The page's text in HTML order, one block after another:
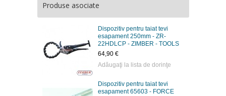
Produse asociate
Dispozitiv pentru taiat tevi
esapament 250mm - ZR-
22HDLCP - ZIMBER - TOOLS
64,90 €
Adăugaţi la lista de dorinţe
Dispozitiv pentru taiat tevi
esapament 65603 - FORCE